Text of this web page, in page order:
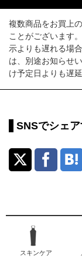
複数商品をお買上
ことがございます
示よりも遅れる場
は、別途お知らせ
け予定日よりも遅
SNSでシェ
スキンケア